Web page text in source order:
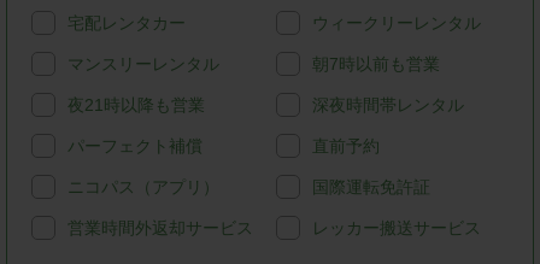
宅配レンタカー ウィークリーレンタル
マンスリーレンタル 朝7時以前も営業
夜21時以降も営業 深夜時間帯レンタル
パーフェクト補償 直前予約
ニコパス（アプリ） 国際運転免許証
営業時間外返却サービス レッカー搬送サービス